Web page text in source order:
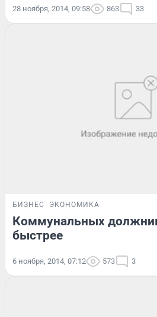
28 ноября, 2014, 09:58 863 33
БИЗНЕС ЭКОНОМИКА
Коммунальных
быстрее
6 ноября, 2014, 07:12 573 3